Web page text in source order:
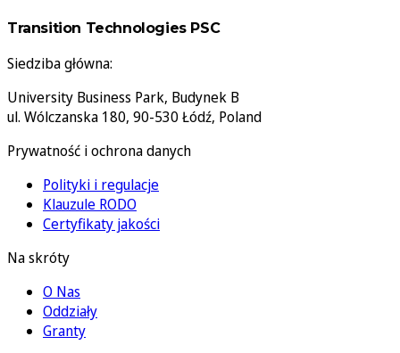
Transition Technologies PSC
Siedziba główna:
University Business Park, Budynek B
ul. Wólczanska 180, 90-530 Łódź, Poland
Prywatność i ochrona danych
Polityki i regulacje
Klauzule RODO
Certyfikaty jakości
Na skróty
O Nas
Oddziały
Granty